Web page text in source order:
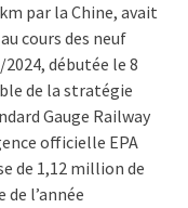
par la Chine, avait
cours des neuf
débutée le 8
de la stratégie
Gauge Railway
officielle EPA
de 1,12 million de
l’année